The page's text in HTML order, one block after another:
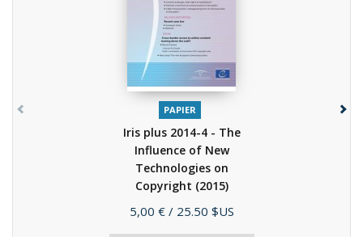
PAPIER
Iris plus 2014-4 - The
Influence of New
Technologies on
Copyright (2015)
Prix
5,00 € / 25.50 $US